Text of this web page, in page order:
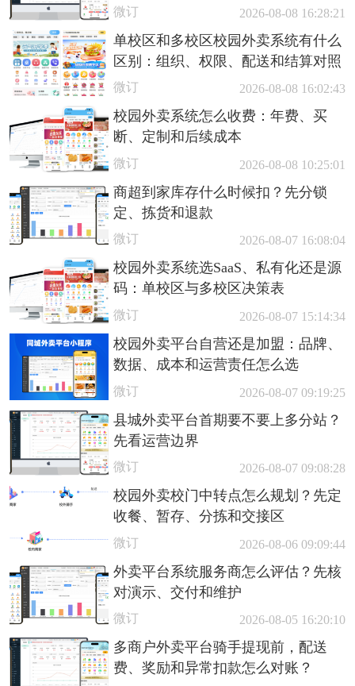
微订 2026-08-08 16:28:21
单校区和多校区校园外卖系统有什么
区别：组织、权限、配送和结算对照
微订 2026-08-08 16:02:43
校园外卖系统怎么收费：年费、买
断、定制和后续成本
微订 2026-08-08 10:25:01
商超到家库存什么时候扣？先分锁
定、拣货和退款
微订 2026-08-07 16:08:04
校园外卖系统选SaaS、私有化还是源
码：单校区与多校区决策表
微订 2026-08-07 15:14:34
校园外卖平台自营还是加盟：品牌、
数据、成本和运营责任怎么选
微订 2026-08-07 09:19:25
县城外卖平台首期要不要上多分站？
先看运营边界
微订 2026-08-07 09:08:28
校园外卖校门中转点怎么规划？先定
收餐、暂存、分拣和交接区
微订 2026-08-06 09:09:44
外卖平台系统服务商怎么评估？先核
对演示、交付和维护
微订 2026-08-05 16:20:10
多商户外卖平台骑手提现前，配送
费、奖励和异常扣款怎么对账？